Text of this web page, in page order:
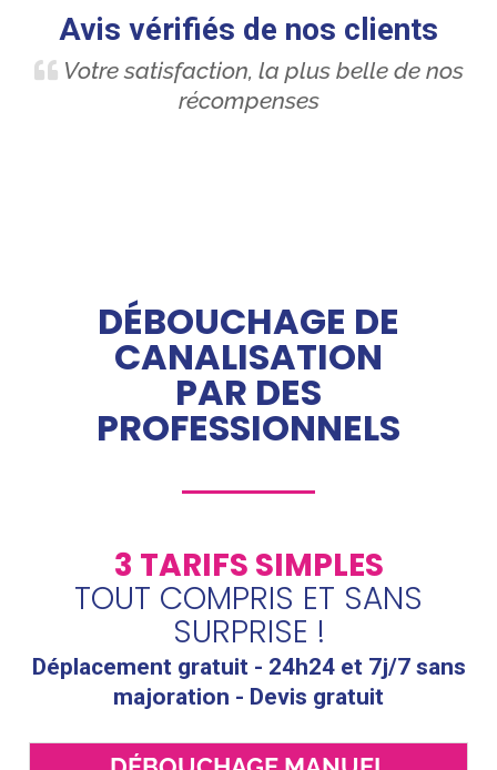
Avis vérifiés de nos clients
Votre satisfaction, la plus belle de nos
récompenses
DÉBOUCHAGE DE
CANALISATION
PAR DES
PROFESSIONNELS
3 TARIFS SIMPLES
TOUT COMPRIS ET SANS
SURPRISE !
Déplacement gratuit - 24h24 et 7j/7 sans
majoration - Devis gratuit